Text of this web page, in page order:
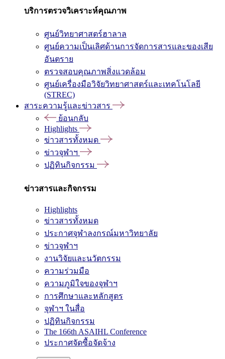
บริการตรวจวิเคราะห์คุณภาพ
ศูนย์วิทยาศาสตร์ฮาลาล
ศูนย์ความเป็นเลิศด้านการจัดการสารและของเสีย
อันตราย
ตรวจสอบคุณภาพสิ่งแวดล้อม
ศูนย์เครื่องมือวิจัยวิทยาศาสตร์และเทคโนโลยี
(STREC)
สาระความรู้และข่าวสาร
ย้อนกลับ
Highlights
ข่าวสารทั้งหมด
ข่าวจุฬาฯ
ปฏิทินกิจกรรม
ข่าวสารและกิจกรรม
Highlights
ข่าวสารทั้งหมด
ประกาศจุฬาลงกรณ์มหาวิทยาลัย
ข่าวจุฬาฯ
งานวิจัยและนวัตกรรม
ความร่วมมือ
ความภูมิใจของจุฬาฯ
การศึกษาและหลักสูตร
จุฬาฯ ในสื่อ
ปฏิทินกิจกรรม
The 166th ASAIHL Conference
ประกาศจัดซื้อจัดจ้าง